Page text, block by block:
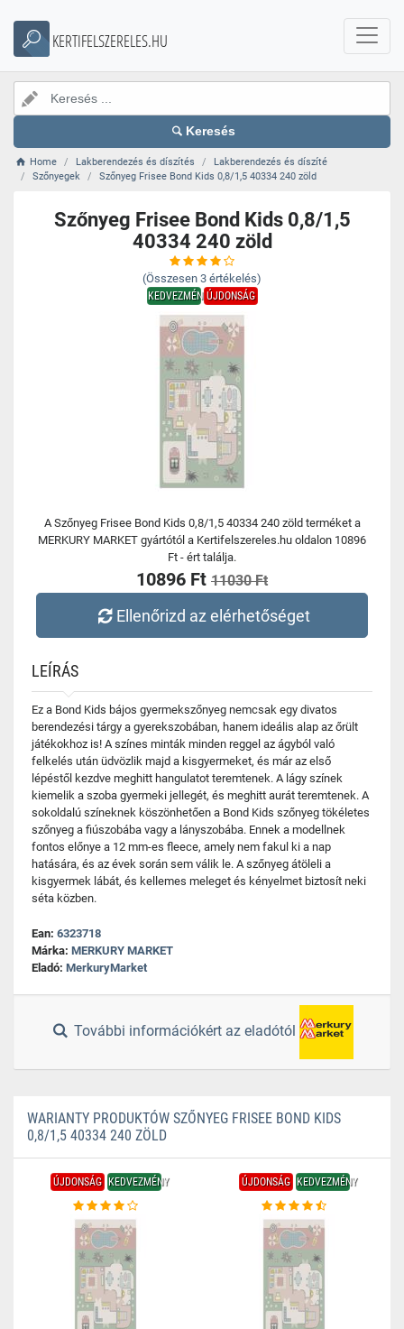
KERTIFELSZERELES.HU
Keresés
Home Lakberendezés és díszítés
Lakberendezés és díszíté
Szőnyegek
Szőnyeg Frisee Bond Kids 0,8/1,5 40334 240 zöld
Szőnyeg Frisee Bond Kids 0,8/1,5
40334 240 zöld
(Összesen 3 értékelés)
KEDVEZMÉNYÚJDONSÁG
A Szőnyeg Frisee Bond Kids 0,8/1,5 40334 240 zöld terméket a
MERKURY MARKET gyártótól a Kertifelszereles.hu oldalon 10896
Ft - ért találja.
10896 Ft 11030 Ft
Ellenőrizd az elérhetőséget
LEÍRÁS
Ez a Bond Kids bájos gyermekszőnyeg nemcsak egy divatos
berendezési tárgy a gyerekszobában, hanem ideális alap az őrült
játékokhoz is! A színes minták minden reggel az ágyból való
felkelés után üdvözlik majd a kisgyermeket, és már az első
lépéstől kezdve meghitt hangulatot teremtenek. A lágy színek
kiemelik a szoba gyermeki jellegét, és meghitt aurát teremtenek. A
sokoldalú színeknek köszönhetően a Bond Kids szőnyeg tökéletes
szőnyeg a fiúszobába vagy a lányszobába. Ennek a modellnek
fontos előnye a 12 mm-es fleece, amely nem fakul ki a nap
hatására, és az évek során sem válik le. A szőnyeg átöleli a
kisgyermek lábát, és kellemes meleget és kényelmet biztosít neki
séta közben.
Ean: 6323718
Márka: MERKURY MARKET
Eladó: MerkuryMarket
További információkért az eladótól
WARIANTY PRODUKTÓW SZŐNYEG FRISEE BOND KIDS
0,8/1,5 40334 240 ZÖLD
ÚJDONSÁG KEDVEZMÉNY ÚJDONSÁG KEDVEZMÉNY